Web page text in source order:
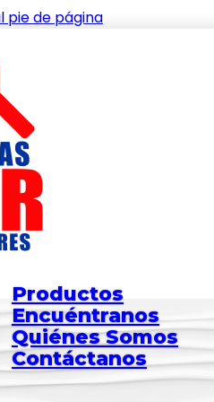
pie de página
Productos
Encuéntranos
Quiénes Somos
Contáctanos
Pared